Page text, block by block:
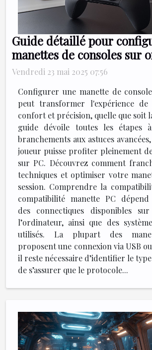
Guide détaillé pour
manettes de consoles sur
Vendredi 23 mai 2025 07:56
Configurer une manette de
peut transformer l'expérience
confort et précision, quelle que soit
guide dévoile toutes les étapes
branchements aux astuces
joueur puisse profiter pleinement
sur PC. Découvrez comment
techniques et optimiser votre
session. Comprendre la
compatibilité manette PC
des connectiques disponibles
l’ordinateur, ainsi que des
utilisés. La plupart des
proposent une connexion via USB
il reste nécessaire d’identifier le
de s’assurer que le protocole...